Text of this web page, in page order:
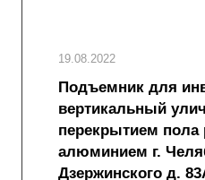
19.08.2022
Подъемник для
вертикальный
перекрытием
алюминием г.
Дзержинского д.